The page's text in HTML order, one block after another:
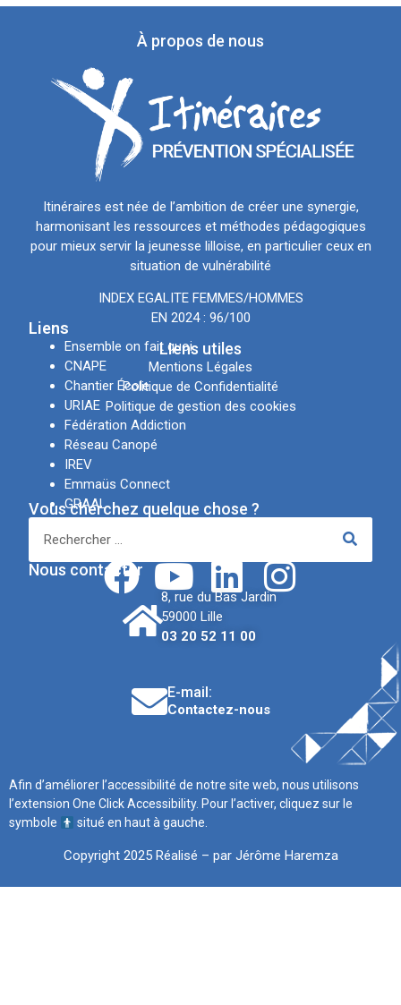
À propos de nous
Itinéraires est née de l’ambition de créer une synergie,
harmonisant les ressources et méthodes pédagogiques
pour mieux servir la jeunesse lilloise, en particulier ceux en
situation de vulnérabilité
INDEX EGALITE FEMMES/HOMMES
EN 2024 : 96/100
LIens utiles
Mentions Légales
Politique de Confidentialité
Politique de gestion des cookies
Liens
Ensemble on fait quoi
CNAPE
Chantier École
URIAE
Fédération Addiction
Réseau Canopé
IREV
Emmaüs Connect
GRAAL
Vous cherchez quelque chose ?
Nous contacter
8, rue du Bas Jardin
59000 Lille
03 20 52 11 00
E-mail:
Contactez-nous
Afin d’améliorer l’accessibilité de notre site web, nous utilisons
l’extension One Click Accessibility. Pour l’activer, cliquez sur le
symbole
situé en haut à gauche.
Copyright 2025 Réalisé – par Jérôme Haremza